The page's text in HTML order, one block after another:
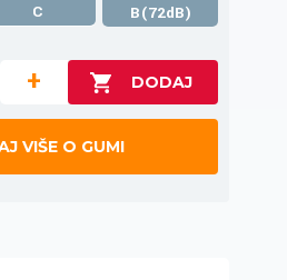
C
B(72dB)
+
VIŠE O GUMI